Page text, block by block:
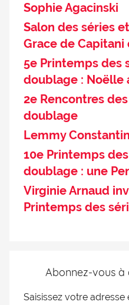
Sophie Agacinski
Salon des séries
Grace de Capitani
5e Printemps des
doublage : Noëlle
2e Rencontres
doublage
Lemmy
10e Printemps
doublage : une
Virginie Arnaud
Printemps des
Abonnez-vous
Saisissez votre